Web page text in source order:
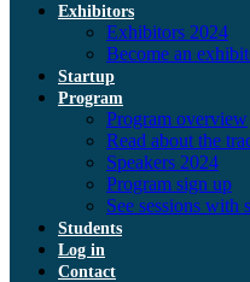
Exhibitors
Exhibitors 2024
Become an
Startup
Program
Program overview
Read about the
Speakers 2024
Program sign up
See sessions with
Students
Log in
Contact